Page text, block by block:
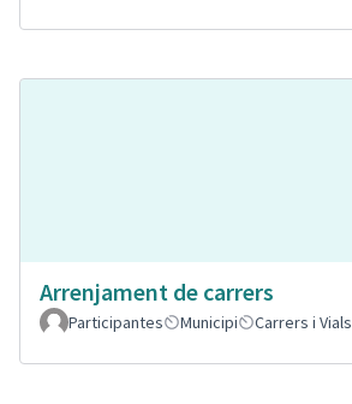
Arrenjament de carrers
Participantes
Municipi Carrers i Vials